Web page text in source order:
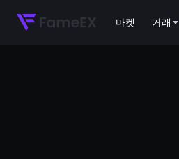
마켓 거래